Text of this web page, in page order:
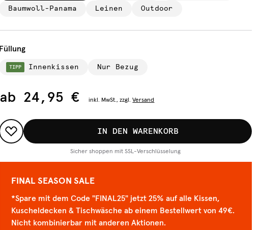
Baumwoll-Panama Leinen Outdoor
Füllung
TIPP Innenkissen Nur Bezug
ab 24,95 € inkl. MwSt., zzgl. Versand
IN DEN WARENKORB
Sicher shoppen mit SSL-Verschlüsselung
FINAL SEASON SALE
*Spare mit dem Code "FINAL25" jetzt 25% auf alle Kissen,
Kuscheldecken & Tischwäsche ab einem Bestellwert von 49€.
Nicht kombinierbar mit anderen Aktionen.